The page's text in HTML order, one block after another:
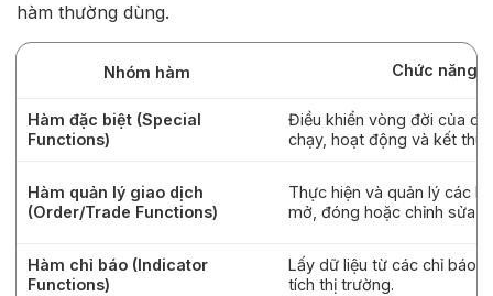
hàm thường dùng.
Nhóm hàm Chức năng
Hàm đặc biệt (Special
Functions)
Điều khiển vòng đời của
chạy, hoạt động và kết
Hàm quản lý giao dịch
(Order/Trade Functions)
Thực hiện và quản lý các
mở, đóng hoặc chỉnh sửa
Hàm chỉ báo (Indicator
Functions)
Lấy dữ liệu từ các chỉ báo
tích thị trường.